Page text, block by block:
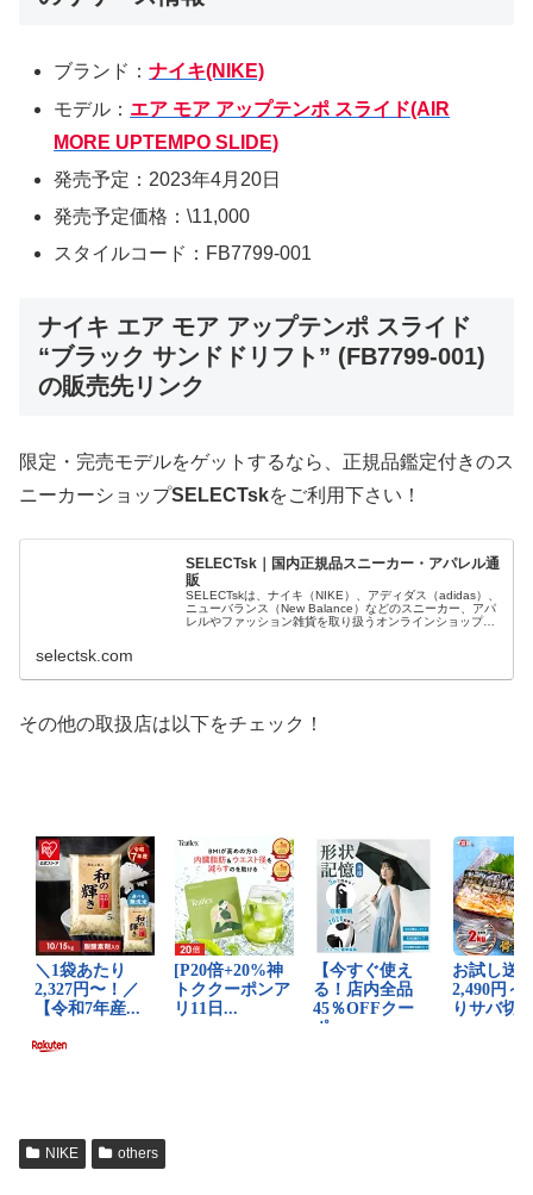
ブランド：ナイキ(NIKE)
モデル： エア モア アップテンポ スライド(AIR
MORE UPTEMPO SLIDE)
発売予定：2023年4月20日
発売予定価格：\11,000
スタイルコード：FB7799-001
ナイキ エア モア アップテンポ スライド
“ブラック サンドドリフト” (FB7799-001)
の販売先リンク
限定・完売モデルをゲットするなら、正規品鑑定付きのス
ニーカーショップSELECTskをご利用下さい！
SELECTsk｜国内正規品スニーカー・アパレル通
販
SELECTskは、ナイキ（NIKE）、アディダス（adidas）、
ニューバランス（New Balance）などのスニーカー、アパ
レルやファッション雑貨を取り扱うオンラインショップで
selectsk.com
その他の取扱店は以下をチェック！
NIKE others